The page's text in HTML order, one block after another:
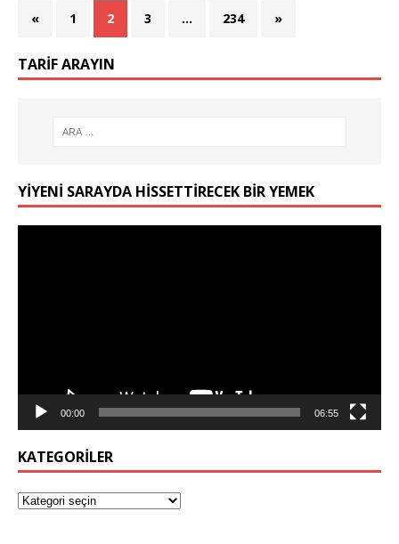
« 1 2 3 … 234 »
TARIF ARAYIN
YIYENI SARAYDA HISSETTIRECEK BIR YEMEK
00:00 06:55
KATEGORILER